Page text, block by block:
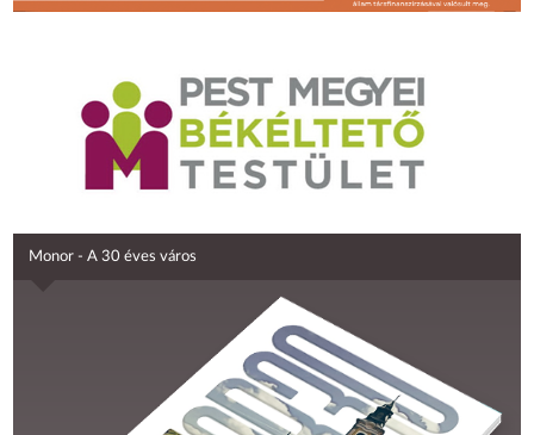
Monor - A 30 éves város